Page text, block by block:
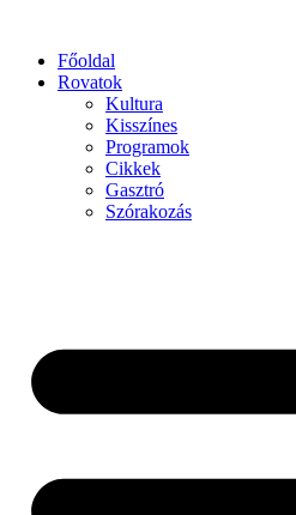
Főoldal
Rovatok
Kultura
Kisszínes
Programok
Cikkek
Gasztró
Szórakozás